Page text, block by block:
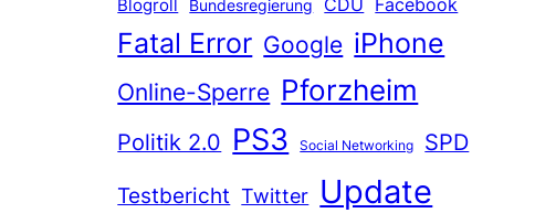
Blogroll Bundesregierung CDU Facebook
Fatal Error Google iPhone
Online-Sperre Pforzheim
Politik 2.0 PS3 Social Networking
SPD
Testbericht Twitter Update